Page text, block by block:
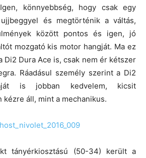
könnyebbség, hogy csak egy
és megtörténik a váltás,
között pontos és igen, jó
mozgató kis motor hangját. Ma ez
Di2 Dura Ace is, csak nem ér kétszer
Ráadásul személy szerint a Di2
is jobban kedvelem, kicsit
kézre áll, mint a mechanikus.
tányérkiosztású (50-34) került a